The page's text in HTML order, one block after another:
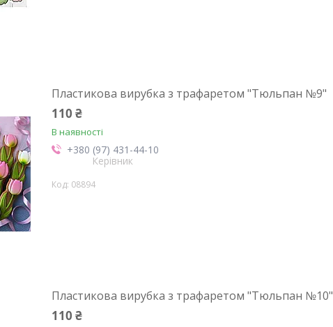
Пластикова вирубка з трафаретом "Тюльпан №9"
110 ₴
В наявності
+380 (97) 431-44-10
Керівник
08894
Пластикова вирубка з трафаретом "Тюльпан №10"
110 ₴